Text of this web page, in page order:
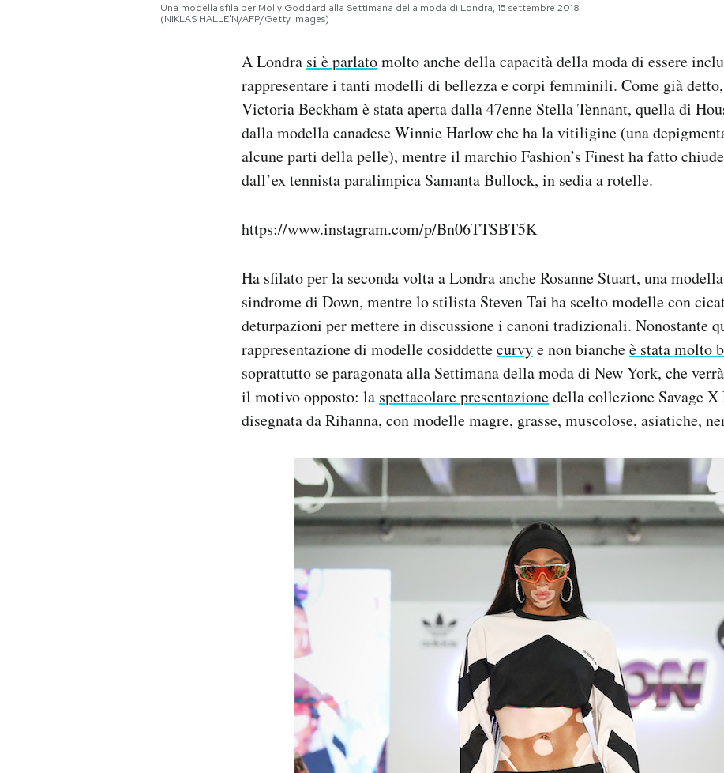
Una modella sfila per Molly Goddard alla Settimana della moda di Londra, 15 settembre 2018
(NIKLAS HALLE’N/AFP/Getty Images)
A Londra si è parlatomolto anche della capacità della moda di essere
rappresentare i tanti modelli di bellezza e corpi femminili. Come già
Victoria Beckham è stata aperta dalla 47enne Stella Tennant, quella di
dalla modella canadese Winnie Harlow che ha la vitiligine (una
alcune parti della pelle), mentre il marchio Fashion’s Finest ha fatto
dall’ex tennista paralimpica Samanta Bullock, in sedia a rotelle.
https://www.instagram.com/p/Bn06TTSBT5K
Ha sfilato per la seconda volta a Londra anche Rosanne Stuart, una
sindrome di Down, mentre lo stilista Steven Tai ha scelto modelle con
deturpazioni per mettere in discussione i canoni tradizionali. Nonostante
rappresentazione di modelle cosiddettecurvye non biancheè stata molto
soprattutto se paragonata alla Settimana della moda di New York, che
il motivo opposto: la spettacolare presentazionedella collezione Savage X
disegnata da Rihanna, con modelle magre, grasse, muscolose, asiatiche,